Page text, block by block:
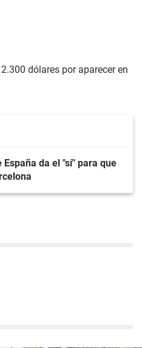
dólares por aparecer en
da el "sí" para que